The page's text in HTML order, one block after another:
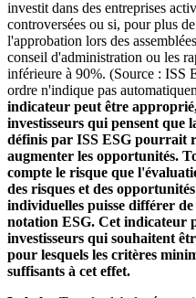
investit dans des entreprises
controversées ou si, pour plus
l'approbation lors des
conseil d'administration ou les
inférieure à 90%. (Source : ISS
ordre n'indique pas
indicateur peut être
investisseurs qui pensent que
définis par ISS ESG pourrait
augmenter les opportunités.
compte le risque que
des risques et des
individuelles puisse différer
notation ESG. Cet indicateur
investisseurs qui souhaitent
pour lesquels les critères
suffisants à cet effet.